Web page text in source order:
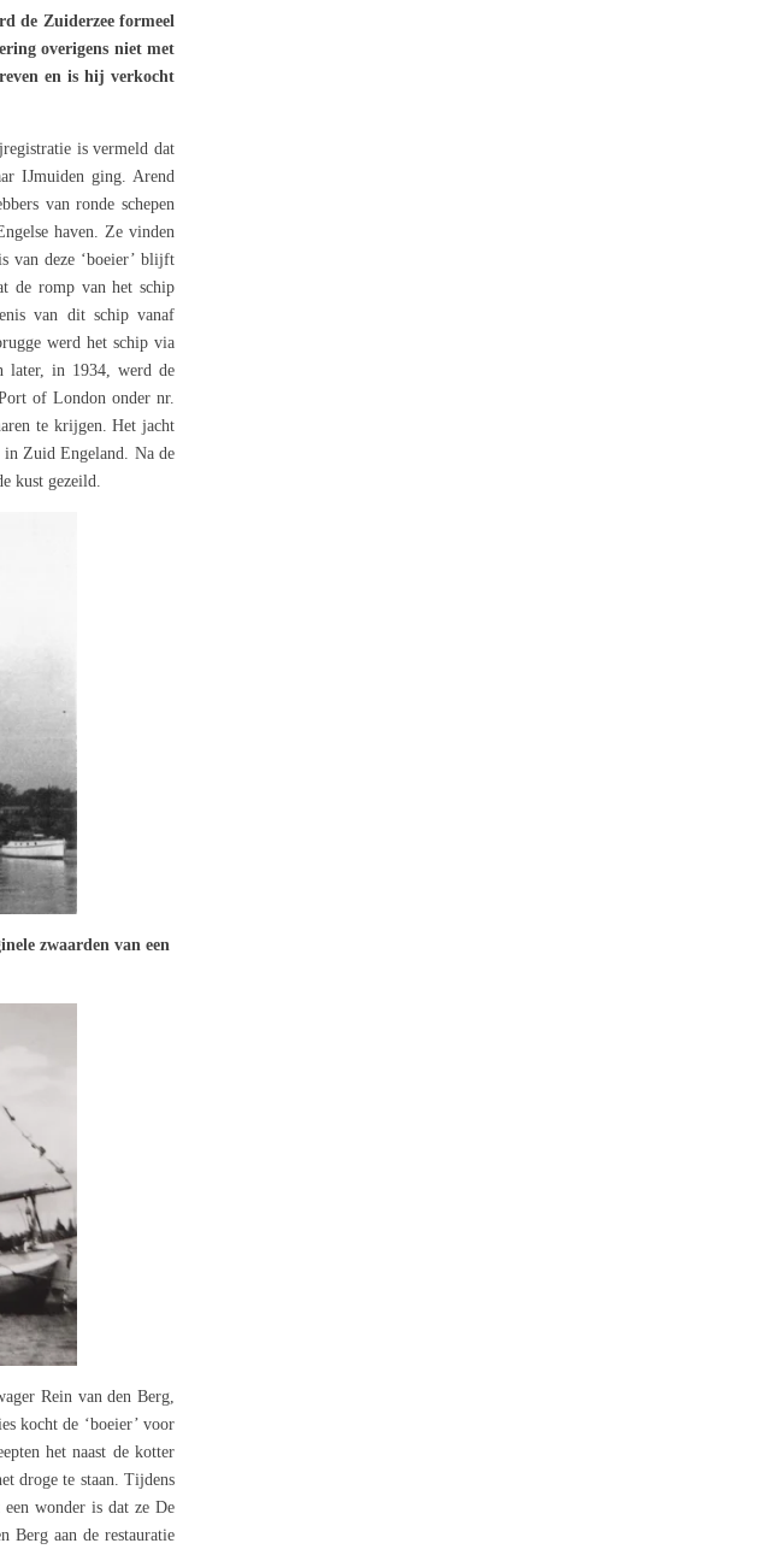
de Zuiderzee formeel
overigens niet met
en is hij verkocht
is vermeld dat
IJmuiden ging. Arend
van ronde schepen
haven. Ze vinden
van deze ‘boeier’ blijft
de romp van het schip
van dit schip vanaf
werd het schip via
later, in 1934, werd de
of London onder nr.
te krijgen. Het jacht
Zuid Engeland. Na de
kust gezeild.
zwaarden van een
Rein van den Berg,
kocht de ‘boeier’ voor
het naast de kotter
droge te staan. Tijdens
wonder is dat ze De
Berg aan de restauratie